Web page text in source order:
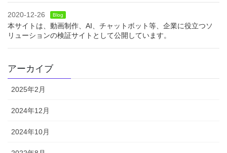
2020-12-26 Blog
本サイトは、動画制作、AI、チャットボット等、企業に役立つソ
リューションの検証サイトとして公開しています。
アーカイブ
2025年2月
2024年12月
2024年10月